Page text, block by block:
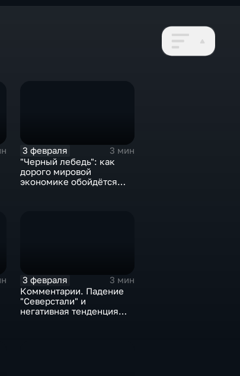
3 февраля
3 мин
"Черный лебедь": как
дорого мировой
экономике обойдётся
3 февраля
3 мин
Комментарии. Падение
"Северстали" и
негативная тенденция